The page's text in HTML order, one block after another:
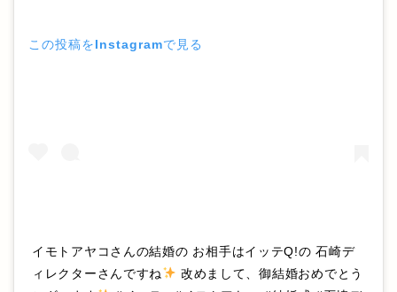
この投稿をInstagramで見る
イモトアヤコさんの結婚の お相手はイッテQ!の 石崎デ
ィレクターさんですね
改めまして、御結婚おめでとう